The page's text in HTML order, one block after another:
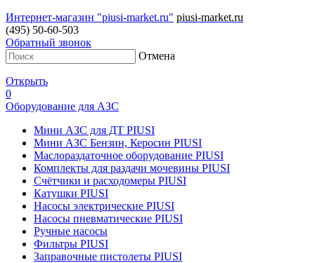
Интернет-магазин "piusi-market.ru" piusi-market.ru
(495) 50-60-503
Обратный звонок
Отмена
Открыть
0
Оборудование для АЗС
Мини АЗС для ДТ PIUSI
Мини АЗС Бензин, Керосин PIUSI
Маслораздаточное оборудование PIUSI
Комплекты для раздачи мочевины PIUSI
Счётчики и расходомеры PIUSI
Катушки PIUSI
Насосы электрические PIUSI
Насосы пневматические PIUSI
Ручные насосы
Фильтры PIUSI
Заправочные пистолеты PIUSI